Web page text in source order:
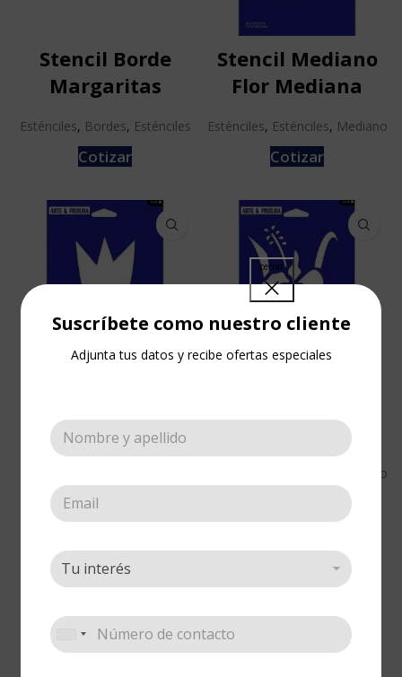
Suscríbete como nuestro cliente
Adjunta tus datos y recibe ofertas especiales
Stencil Borde
Margaritas
Esténciles, Bordes, Esténciles
Cotizar
Stencil Mediano
Flor Mediana
Esténciles, Esténciles, Mediano
Cotizar
Tulipán
Cotizar
Mediano